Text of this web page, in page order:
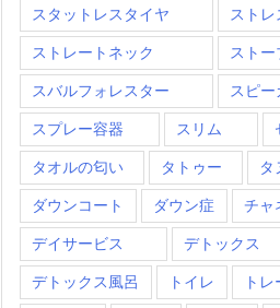
スタットレスタイヤ ストレ
ストレートネック ストー
スバルフォレスター スピー
スプレー容器 スリム
タオルの匂い タトゥー タ
ダウンコート ダウン症 チャ
デイサービス デトックス
デトックス風呂 トイレ ト